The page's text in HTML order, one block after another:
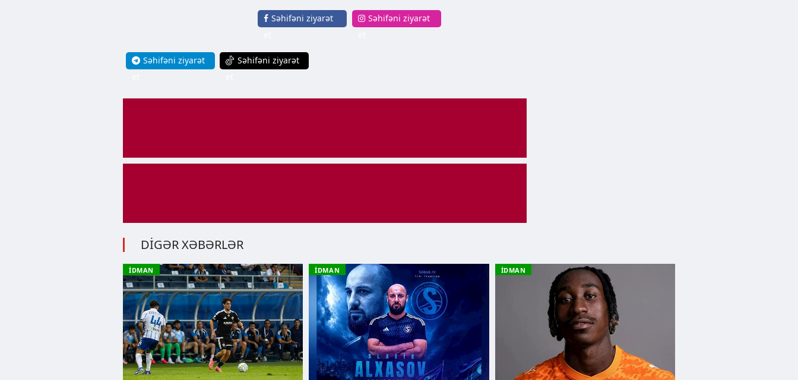
Səhifəni ziyarət
Səhifəni ziyarət
Səhifəni ziyarət
Səhifəni ziyarət
DİGƏR XƏBƏRLƏR
İDMAN İDMAN İDMAN